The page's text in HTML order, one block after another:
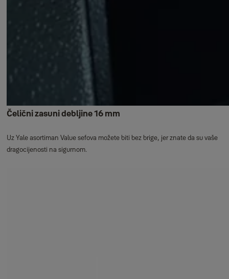
Čelični zasuni debljine 16 mm
Uz Yale asortiman Value sefova možete biti bez brige, jer znate da su vaše
dragocijenosti na sigurnom.